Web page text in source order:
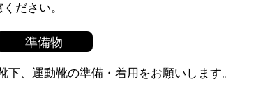
ださい。
準備物
下、運動靴の準備・着用をお願いします。